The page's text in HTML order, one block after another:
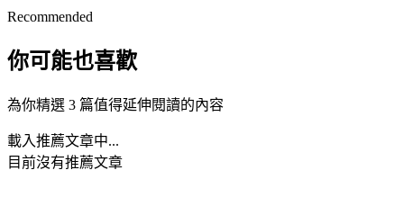
Recommended
你可能也喜歡
為你精選 3 篇值得延伸閱讀的內容
載入推薦文章中...
目前沒有推薦文章